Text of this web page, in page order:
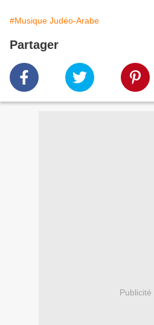
#Musique Judéo-Arabe
Partager
Publicité